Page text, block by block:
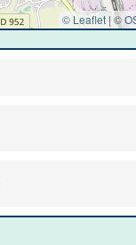
© Leaflet | ©